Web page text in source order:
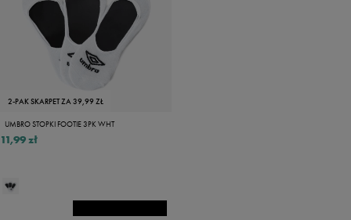
2-PAK SKARPET ZA 39,99 ZŁ
UMBRO STOPKI FOOTIE 3PK WHT
11,99 zł